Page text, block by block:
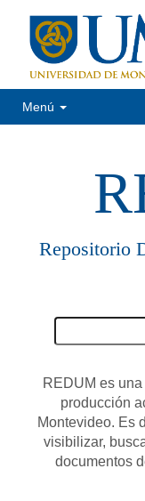
Menú
Repositorio
REDUM es
producción
Montevideo. Es
visibilizar,
documentos